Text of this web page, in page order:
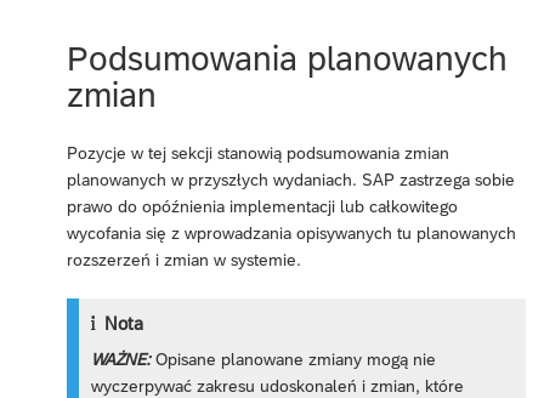
Podsumowania planowanych
zmian
Pozycje w tej sekcji stanowią podsumowania zmian
planowanych w przyszłych wydaniach. SAP zastrzega sobie
prawo do opóźnienia implementacji lub całkowitego
wycofania się z wprowadzania opisywanych tu planowanych
rozszerzeń i zmian w systemie.
Nota
WAŻNE:Opisane planowane zmiany mogą nie
wyczerpywać zakresu udoskonaleń i zmian, które